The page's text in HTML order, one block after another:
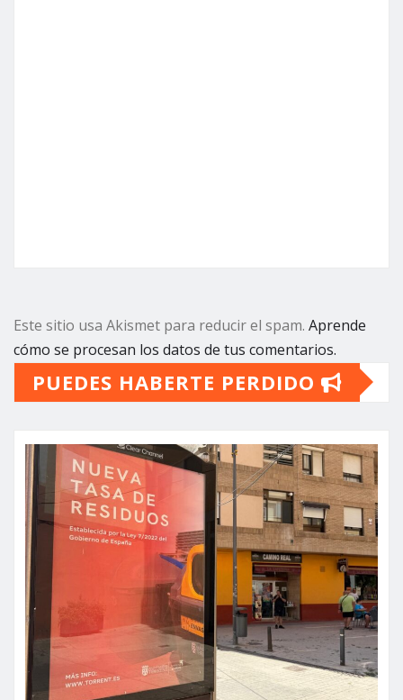
Este sitio usa Akismet para reducir el spam. Aprende
cómo se procesan los datos de tus comentarios.
PUEDES HABERTE PERDIDO